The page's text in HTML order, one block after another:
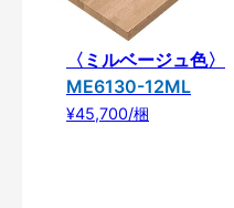
〈ミルベージュ色〉
ME6130-12ML
¥45,700/梱